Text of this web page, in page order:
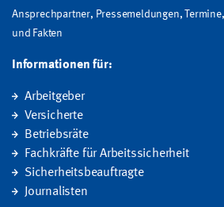
Ansprechpartner, Pressemeldungen,
und Fakten
Informationen für:
Arbeitgeber
Versicherte
Betriebsräte
Fachkräfte für Arbeitssicherheit
Sicherheitsbeauftragte
Journalisten